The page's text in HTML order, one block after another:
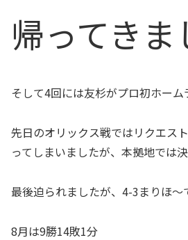
帰ってき
そして4回には友杉がプロ初ホーム
先日のオリックス戦ではリクエス
ってしまいましたが、本拠地では
最後迫られましたが、4-3まりほ〜
8月は9勝14敗1分